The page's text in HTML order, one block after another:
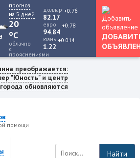
прогноз
на 5 дней
20
oC
облачно
с
прояснениями
доллар
82.17
+0.76
евро
94.84
+0.78
юань
1.22
+0.014
преображается:
"Юность" и центр
города обновляются
помощи
Найти